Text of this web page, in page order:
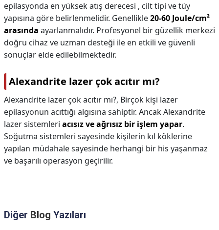
epilasyonda en yüksek atış derecesi , cilt tipi ve tüy
yapısına göre belirlenmelidir. Genellikle20-60 Joule/cm²
arasında ayarlanmalıdır. Profesyonel bir güzellik merkezi
doğru cihaz ve uzman desteği ile en etkili ve güvenli
sonuçlar elde edilebilmektedir.
Alexandrite lazer çok acıtır mı?
Alexandrite lazer çok acıtır mı?, Birçok kişi lazer
epilasyonun acıttığı algısına sahiptir. Ancak Alexandrite
lazer sistemleri acısız ve ağrısız bir işlem yapar.
Soğutma sistemleri sayesinde kişilerin kıl köklerine
yapılan müdahale sayesinde herhangi bir his yaşanmaz
ve başarılı operasyon geçirilir.
Diğer Blog Yazıları